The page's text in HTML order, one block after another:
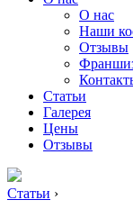
O нас
Наши
Отзывы
Статьи
Галерея
Цены
Отзывы
Статьи ›